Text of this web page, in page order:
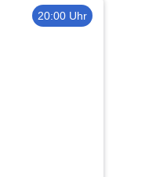
20:00 Uhr